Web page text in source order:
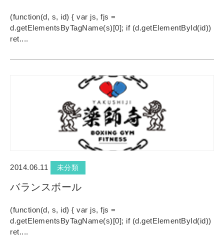
(function(d, s, id) { var js, fjs =
d.getElementsByTagName(s)[0]; if (d.getElementById(id))
ret....
2014.06.11 未分類
バランスボール
(function(d, s, id) { var js, fjs =
d.getElementsByTagName(s)[0]; if (d.getElementById(id))
ret....